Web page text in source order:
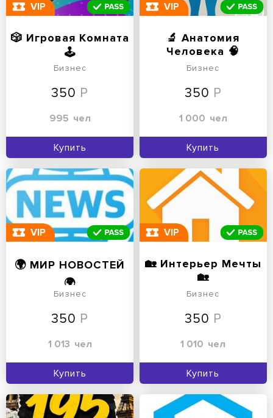
VIP
🎲 Игровая Комната
🕹
Бизнес
350
995 чел
Купить
VIP
🔬 Анатомия
Человека 🧠
Бизнес
350
1 000 чел
Купить
VIP
🌍 МИР НОВОСТЕЙ
🌍
Бизнес
350
1 013 чел
Купить
VIP
🏡 Интерьер Мечты
🏡
Бизнес
350
1 010 чел
Купить